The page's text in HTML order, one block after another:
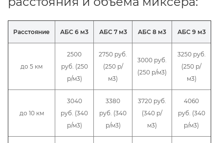
Расстояние АБС 6 м3 АБС 7 м3 АБС 8 м3 АБС 9 м3
до 5 км
2500
руб. (250
р/м3)
2750 руб.
(250 р/
м3)
3000 руб.
(250 р/м3)
3250 руб.
(250 р/
м3)
до 10 км
3040
руб. (340
р/м3)
3380
руб. (340
р/м3)
3720 руб.
(340 р/
м3)
4060
руб. (340
р/м3)